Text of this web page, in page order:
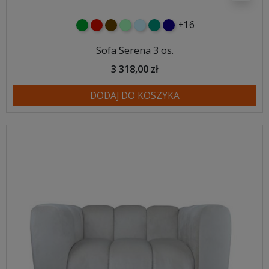
zielonyczerwony
czekoladowy
miętowybłękitnyturkusowy
granatowy
+16
Sofa Serena 3 os.
3 318,00 zł
DODAJ DO KOSZYKA